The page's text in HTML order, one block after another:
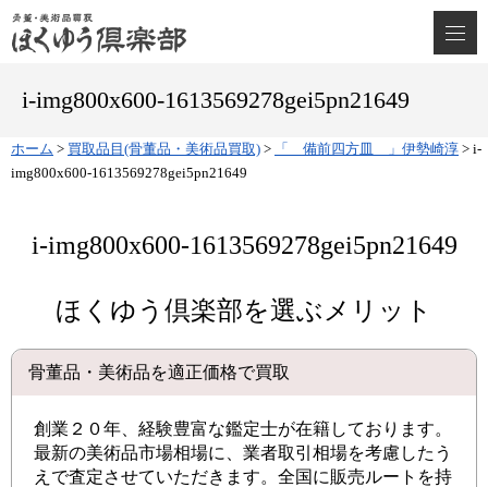
i-img800x600-1613569278gei5pn21649
ホーム > 買取品目(骨董品・美術品買取) > 「 備前四方皿 」伊勢崎淳 > i-
img800x600-1613569278gei5pn21649
i-img800x600-1613569278gei5pn21649
ほくゆう倶楽部を選ぶメリット
骨董品・美術品を適正価格で買取
創業２０年、経験豊富な鑑定士が在籍しております。
最新の美術品市場相場に、業者取引相場を考慮したう
えで査定させていただきます。全国に販売ルートを持